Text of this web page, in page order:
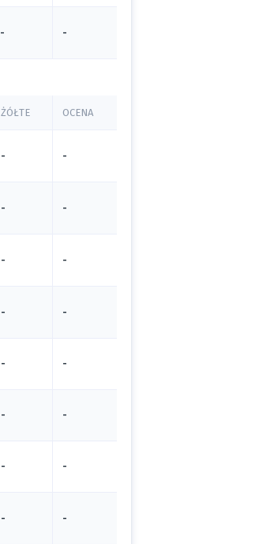
- -
ŻÓŁTE OCENA
- -
- -
- -
- -
- -
- -
- -
- -